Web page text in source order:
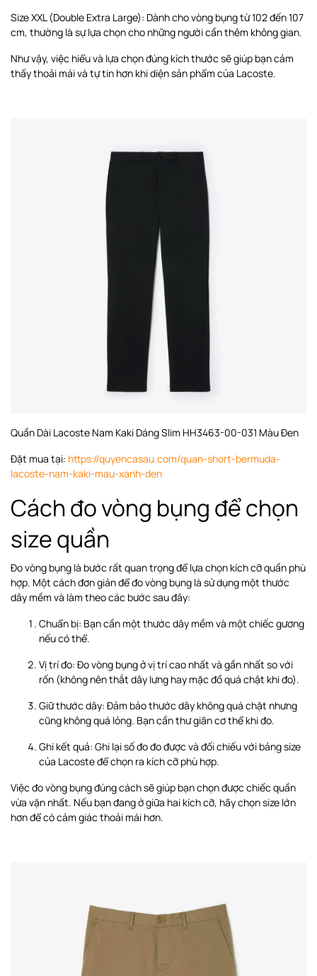
Size XXL (Double Extra Large): Dành cho vòng bụng từ 102 đến 107
cm, thường là sự lựa chọn cho những người cần thêm không gian.
Như vậy, việc hiểu và lựa chọn đúng kích thước sẽ giúp bạn cảm
thấy thoải mái và tự tin hơn khi diện sản phẩm của Lacoste.
Quần Dài Lacoste Nam Kaki Dáng Slim HH3463-00-031 Màu Đen
Đặt mua tại: https://quyencasau.com/quan-short-bermuda-
lacoste-nam-kaki-mau-xanh-den
Cách đo vòng bụng để chọn
size quần
Đo vòng bụng là bước rất quan trọng để lựa chọn kích cỡ quần phù
hợp. Một cách đơn giản để đo vòng bụng là sử dụng một thước
dây mềm và làm theo các bước sau đây:
Chuẩn bị: Bạn cần một thước dây mềm và một chiếc gương
nếu có thể.
Vị trí đo: Đo vòng bụng ở vị trí cao nhất và gần nhất so với
rốn (không nên thắt dây lưng hay mặc đồ quá chật khi đo).
Giữ thước dây: Đảm bảo thước dây không quá chặt nhưng
cũng không quá lỏng. Bạn cần thư giãn cơ thể khi đo.
Ghi kết quả: Ghi lại số đo đo được và đối chiếu với bảng size
của Lacoste để chọn ra kích cỡ phù hợp.
Việc đo vòng bụng đúng cách sẽ giúp bạn chọn được chiếc quần
vừa vặn nhất. Nếu bạn đang ở giữa hai kích cỡ, hãy chọn size lớn
hơn để có cảm giác thoải mái hơn.